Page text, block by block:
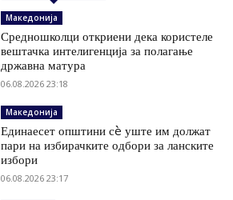
Македонија
Средношколци откриени дека користеле
вештачка интелигенција за полагање
државна матура
06.08.2026 23:18
Македонија
Единаесет општини сè уште им должат
пари на избирачките одбори за ланските
избори
06.08.2026 23:17